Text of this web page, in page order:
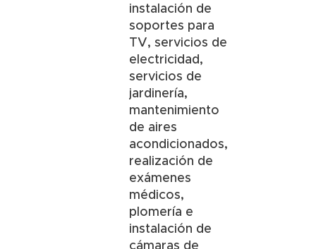
instalación de
soportes para
TV, servicios de
electricidad,
servicios de
jardinería,
mantenimiento
de aires
acondicionados,
realización de
exámenes
médicos,
plomería e
instalación de
cámaras de